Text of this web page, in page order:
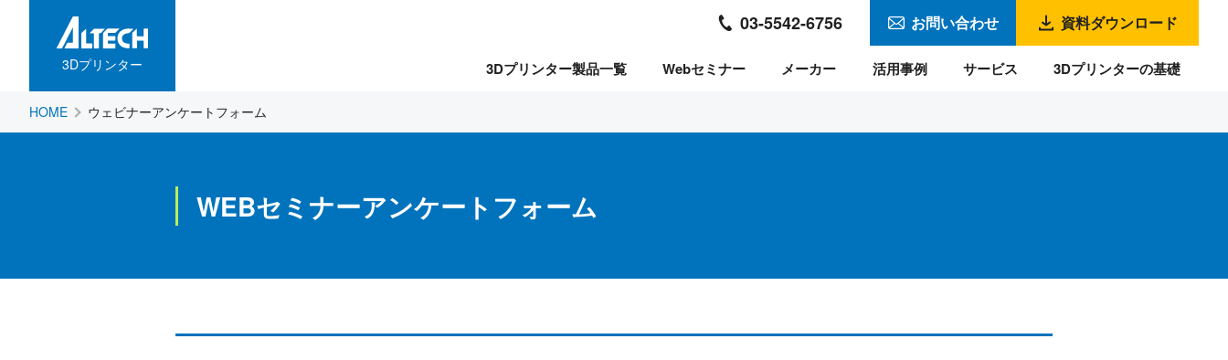
3Dプリンター 3Dプリンター製品一覧 Webセミナー メーカー 活用事例 サービス 3Dプリンターの基礎
03-5542-6756 お問い合わせ 資料ダウンロード
HOME ウェビナーアンケートフォーム
WEBセミナーアンケートフォーム